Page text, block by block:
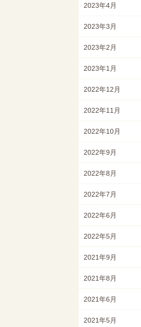
2023年4月
2023年3月
2023年2月
2023年1月
2022年12月
2022年11月
2022年10月
2022年9月
2022年8月
2022年7月
2022年6月
2022年5月
2021年9月
2021年8月
2021年6月
2021年5月